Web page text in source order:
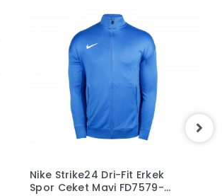
Nike Strike24 Dri-Fit Erkek
Spor Ceket Mavi FD7579-